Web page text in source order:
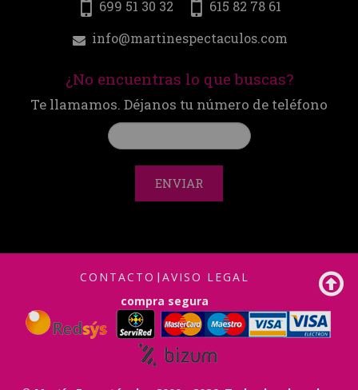
699 51 30 32
615 82 78 61
info@martinespectaculos.com
¿No encuentras lo que buscas?
Te llamamos. Déjanos tu número de teléfono
ENVIAR
CONTACTO | AVISO LEGAL
compra segura